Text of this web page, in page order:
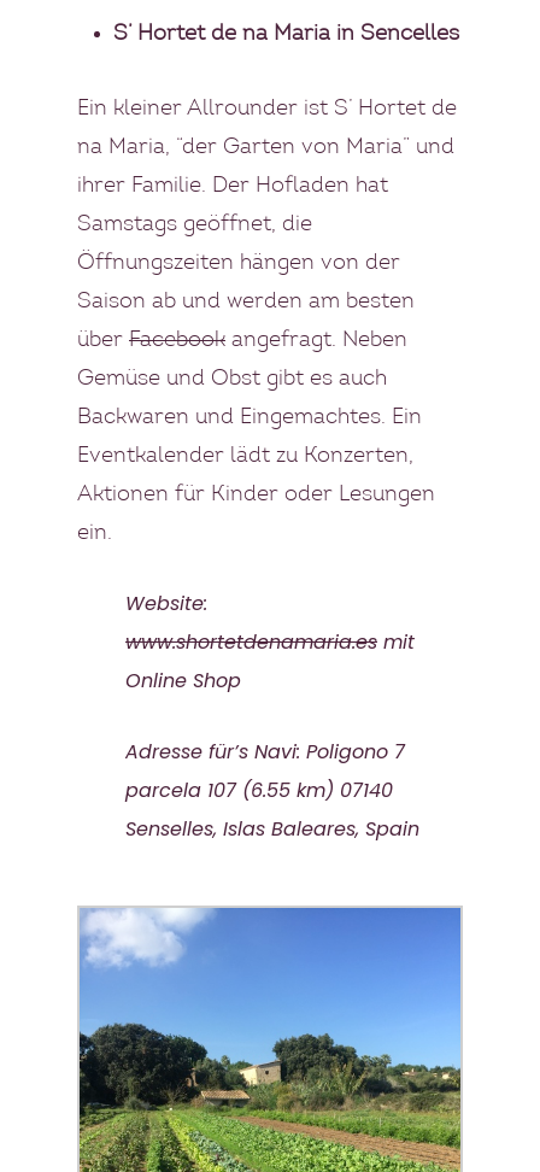
S’ Hortet de na Maria in Sencelles
Ein kleiner Allrounder ist S’ Hortet de
na Maria, “der Garten von Maria” und
ihrer Familie. Der Hofladen hat
Samstags geöffnet, die
Öffnungszeiten hängen von der
Saison ab und werden am besten
über Facebook angefragt. Neben
Gemüse und Obst gibt es auch
Backwaren und Eingemachtes. Ein
Eventkalender lädt zu Konzerten,
Aktionen für Kinder oder Lesungen
ein.
Website:
www.shortetdenamaria.es mit
Online Shop
Adresse für’s Navi: Poligono 7
parcela 107 (6.55 km) 07140
Senselles, Islas Baleares, Spain